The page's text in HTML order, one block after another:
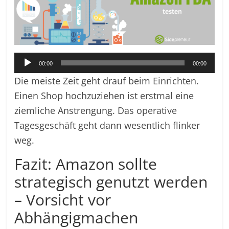
Audio-
Player
00:00 00:00
Die meiste Zeit geht drauf beim Einrichten.
Einen Shop hochzuziehen ist erstmal eine
ziemliche Anstrengung. Das operative
Tagesgeschäft geht dann wesentlich flinker
weg.
Fazit: Amazon sollte
strategisch genutzt werden
– Vorsicht vor
Abhängigmachen